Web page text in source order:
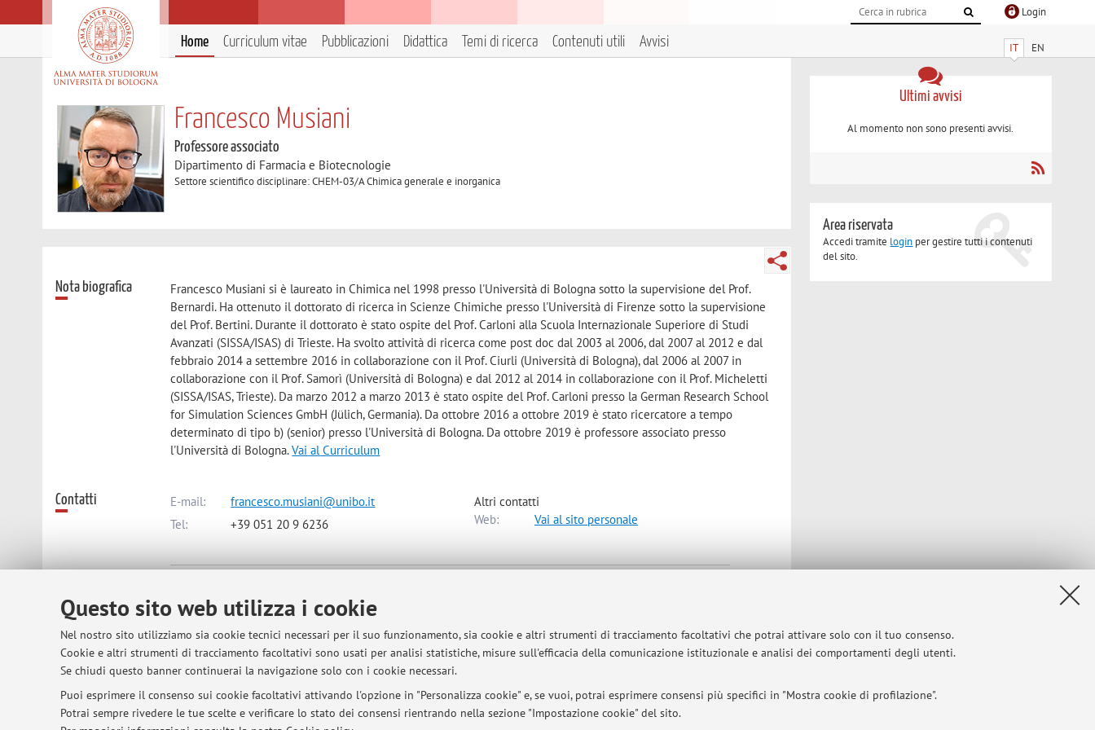
Questo sito web utilizza i cookie
Nel nostro sito utilizziamo sia cookie tecnici necessari per il suo funzionamento, sia cookie e altri strumenti di tracciamento facoltativi che potrai attivare solo con il tuo consenso.
Cookie e altri strumenti di tracciamento facoltativi sono usati per analisi statistiche, misure sull'efficacia della comunicazione istituzionale e analisi dei comportamenti degli utenti.
Se chiudi questo banner continuerai la navigazione solo con i cookie necessari.
Puoi esprimere il consenso sui cookie facoltativi attivando l'opzione in "Personalizza cookie" e, se vuoi, potrai esprimere consensi più specifici in "Mostra cookie di profilazione".
Potrai sempre rivedere le tue scelte e verificare lo stato dei consensi rientrando nella sezione "Impostazione cookie" del sito.
Login
IT EN
Home Curriculum vitae Pubblicazioni Didattica Temi di ricerca Contenuti utili Avvisi
Francesco Musiani
Professore associato
Dipartimento di Farmacia e Biotecnologie
Settore scientifico disciplinare: CHEM-03/A Chimica generale e inorganica
Nota biografica
Francesco Musiani si è laureato in Chimica nel 1998 presso l'Università di Bologna sotto la supervisione del Prof.
Bernardi. Ha ottenuto il dottorato di ricerca in Scienze Chimiche presso l'Università di Firenze sotto la supervisione
del Prof. Bertini. Durante il dottorato è stato ospite del Prof. Carloni alla Scuola Internazionale Superiore di Studi
Avanzati (SISSA/ISAS) di Trieste. Ha svolto attività di ricerca come post doc dal 2003 al 2006, dal 2007 al 2012 e dal
febbraio 2014 a settembre 2016 in collaborazione con il Prof. Ciurli (Università di Bologna), dal 2006 al 2007 in
collaborazione con il Prof. Samorì (Università di Bologna) e dal 2012 al 2014 in collaborazione con il Prof. Micheletti
(SISSA/ISAS, Trieste). Da marzo 2012 a marzo 2013 è stato ospite del Prof. Carloni presso la German Research School
for Simulation Sciences GmbH (Jülich, Germania). Da ottobre 2016 a ottobre 2019 è stato ricercatore a tempo
determinato di tipo b) (senior) presso l'Università di Bologna. Da ottobre 2019 è professore associato presso
l'Università di Bologna.Vai al Curriculum
Contatti E-mail:
francesco.musiani@unibo.it
Tel:
+39 051 20 9 6236
Altri contatti
Web:
Vai al sito personale
Via Gobetti 87, Bologna -
Vai alla mappa
Risorse in rete ORCID
Orario di ricevimento Mercoledì dalle 9 alle 18, su appuntamento.
Ultimi avvisi
Al momento non sono presenti avvisi.
Area riservata
Accedi tramite login per gestire tutti i contenuti
del sito.